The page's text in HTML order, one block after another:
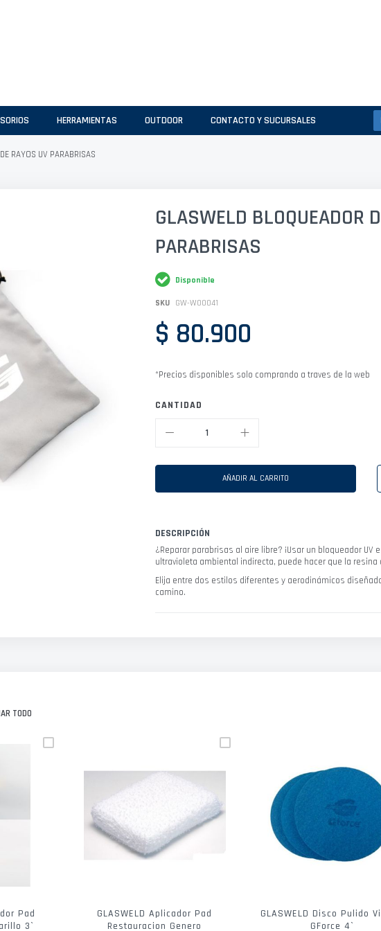
HERRAMIENTAS OUTDOOR CONTACTO Y SUCURSALES
RAYOS UV PARABRISAS
GLASWELD BLOQUEADOR
PARABRISAS
Disponible
SKU GW-W00041
$ 80.900
*Precios disponibles solo comprando a traves de la web
CANTIDAD
AÑADIR AL CARRITO
DESCRIPCIÓN
¿Reparar parabrisas al aire libre? ¡Usar un bloqueador UV
ultravioleta ambiental indirecta, puede hacer que la
Elija entre dos estilos diferentes y aerodinámicos
camino.
TODO
Pad
3`
GLASWELD Aplicador Pad
Restauracion Genero
GLASWELD Disco Pulido
GForce 4`